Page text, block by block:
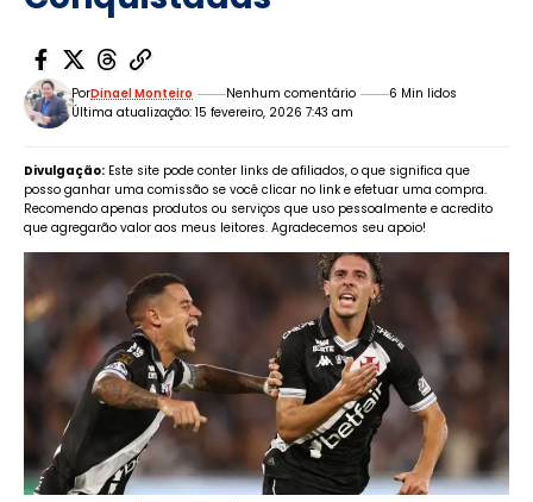
Última atualização: 15 fevereiro, 2026 7:43 am
PorDinael Monteiro Nenhum comentário 6 Min lidos
Divulgação: Este site pode conter links de afiliados, o que significa que
posso ganhar uma comissão se você clicar no link e efetuar uma compra.
Recomendo apenas produtos ou serviços que uso pessoalmente e acredito
que agregarão valor aos meus leitores. Agradecemos seu apoio!